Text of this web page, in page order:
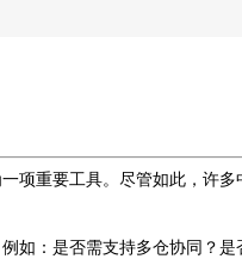
项重要工具。尽管如此，许
如：是否需支持多仓协同？是